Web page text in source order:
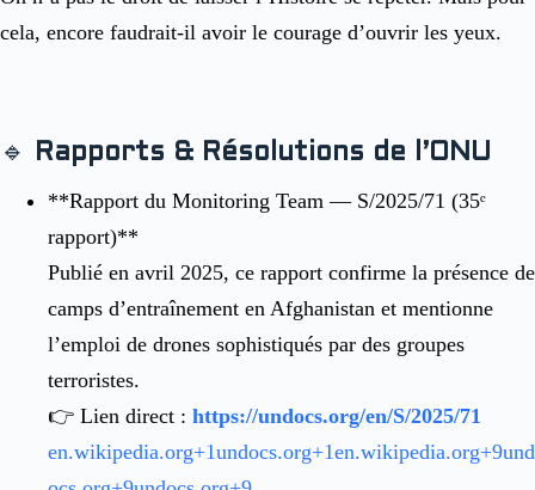
cela, encore faudrait-il avoir le courage d’ouvrir les yeux.
🔹 Rapports & Résolutions de l’ONU
**Rapport du Monitoring Team — S/2025/71 (35ᵉ
rapport)**
Publié en avril 2025, ce rapport confirme la présence de
camps d’entraînement en Afghanistan et mentionne
l’emploi de drones sophistiqués par des groupes
terroristes.
👉 Lien direct : https://undocs.org/en/S/2025/71
en.wikipedia.org+1undocs.org+1en.wikipedia.org+9und